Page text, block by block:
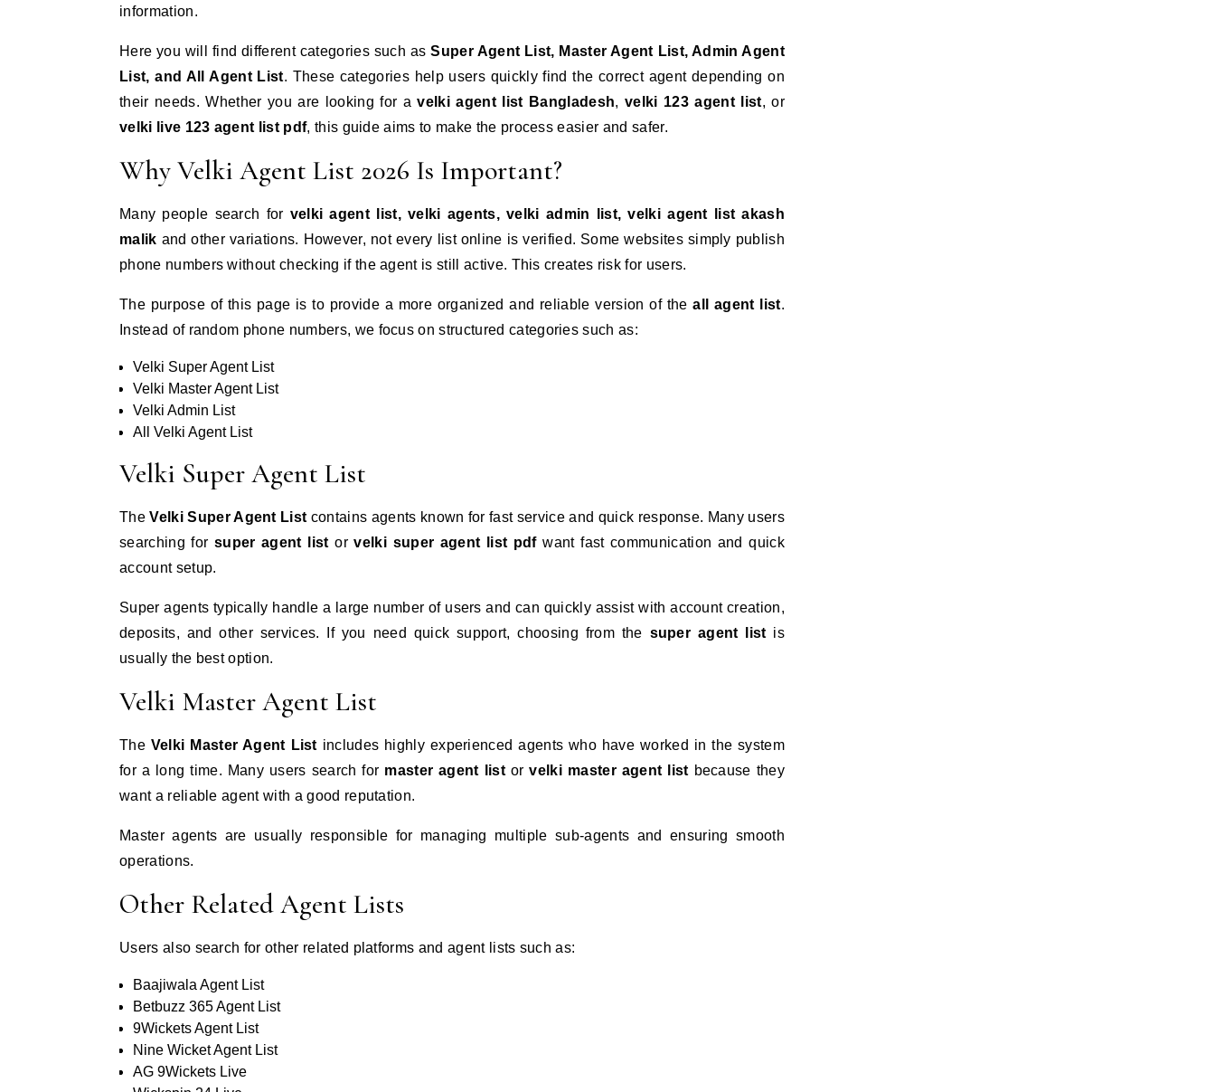
information.
Here you will find different categories such asSuper Agent List, Master Agent List, Admin Agent
List, and All Agent List. These categories help users quickly find the correct agent depending on
their needs. Whether you are looking for avelki agent list Bangladesh,velki 123 agent list, or
velki live 123 agent list pdf, this guide aims to make the process easier and safer.
Why Velki Agent List 2026 Is Important?
Many people search for velki agent list, velki agents, velki admin list, velki agent list akash
malik and other variations. However, not every list online is verified. Some websites simply publish
phone numbers without checking if the agent is still active. This creates risk for users.
The purpose of this page is to provide a more organized and reliable version of theall agent list.
Instead of random phone numbers, we focus on structured categories such as:
Velki Super Agent List
Velki Master Agent List
Velki Admin List
All Velki Agent List
Velki Super Agent List
TheVelki Super Agent List contains agents known for fast service and quick response. Many users
searching for super agent list orvelki super agent list pdfwant fast communication and quick
account setup.
Super agents typically handle a large number of users and can quickly assist with account creation,
deposits, and other services. If you need quick support, choosing from the super agent list is
usually the best option.
Velki Master Agent List
The Velki Master Agent List includes highly experienced agents who have worked in the system
for a long time. Many users search for master agent listorvelki master agent list because they
want a reliable agent with a good reputation.
Master agents are usually responsible for managing multiple sub-agents and ensuring smooth
operations.
Other Related Agent Lists
Users also search for other related platforms and agent lists such as:
Baajiwala Agent List
Betbuzz 365 Agent List
9Wickets Agent List
Nine Wicket Agent List
AG 9Wickets Live